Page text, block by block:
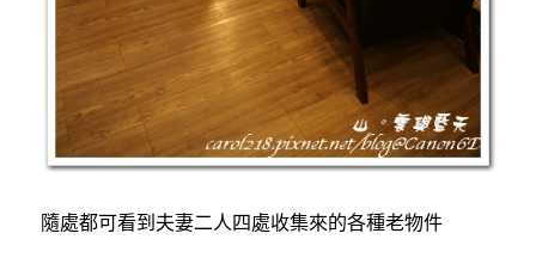
隨處都可看到夫妻二人四處收集來的各種老物件